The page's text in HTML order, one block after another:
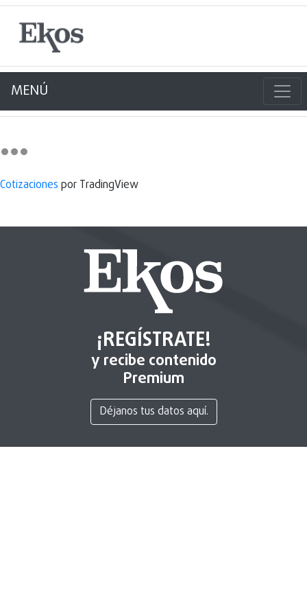
MENÚ
Cotizaciones por TradingView
¡REGÍSTRATE!
y recibe contenido
Premium
Déjanos tus datos aquí.